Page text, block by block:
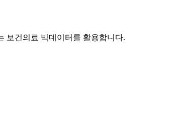
보건의료 빅데이터를 활용합니다.